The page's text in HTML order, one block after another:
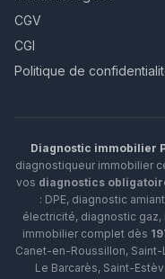
CGV
CGI
Politique de
Diagnostic immobilier
diagnostiqueur immobilier
vos diagnostics
: DPE, diagnostic
électricité, diagnostic gaz,
immobilier complet dès
Canet-en-Roussillon,
Le Barcarès, Saint-